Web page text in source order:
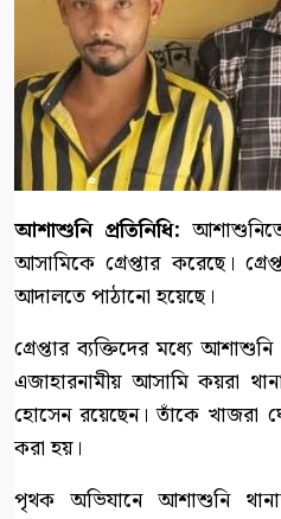
আশাশুনি প্রতিনিধি:
আসামিকে গ্রেপ্তার করেছে।
আদালতে পাঠানো হয়েছে।
গ্রেপ্তার ব্যক্তিদের মধ্যে
এজাহারনামীয় আসামি কয়রা
হোসেন রয়েছেন। তাঁকে খাজরা
করা হয়।
পৃথক অভিযানে আশাশুনি